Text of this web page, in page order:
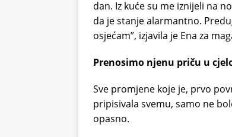
dan. Iz kuće su me iznijeli na
da je stanje alarmantno.
osjećam”, izjavila je Ena za
Prenosimo njenu priču u
Sve promjene koje je, prvo
pripisivala svemu, samo ne
opasno.